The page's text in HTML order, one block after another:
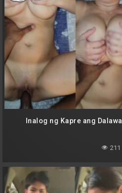
Inalog ng Kapre ang
211